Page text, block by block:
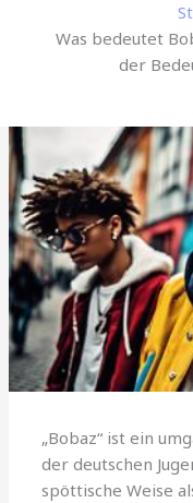
Was bedeutet
der
„Bobaz“ ist ein
der deutschen
spöttische Weise